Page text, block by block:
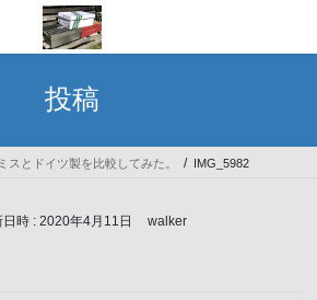
投稿
スとドイツ製を比較してみた。 IMG_5982
日時 : 2020年4月11日 walker